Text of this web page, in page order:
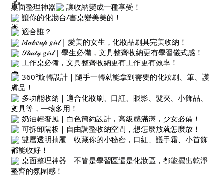
桌面整理神器
讓收納變成一種享受！
讓你的化妝台/書桌變美美的！
適合誰？
𝑀𝒶𝓀𝑒𝓊𝓅 𝑔𝒾𝓇𝓁 | 愛美的女生，化妝品刷具完美收納！
𝒮𝓉𝓊𝒹𝓎 𝑔𝒾𝓇𝓁 | 學生必備，文具整齊收納更有學習儀式感！
工作桌必備，文具整齊收納更有工作更有效率！
360°旋轉設計｜隨手一轉就能拿到需要的化妝刷、筆、護
膚品！
多功能收納｜適合化妝刷、口紅、眼影、髮夾、小飾品、
文具等，一物多用！
奶油輕奢風｜白色簡約設計，高級感滿滿，少女必備！
可拆卸隔板｜自由調整收納空間，想怎麼放就怎麼放！
雙層透明抽屜｜收藏你的小秘密，口紅、護手霜、小首飾
都能收好！
桌面整理神器｜不管是學習區還是化妝區，都能擺出乾淨
整齊的氛圍感！